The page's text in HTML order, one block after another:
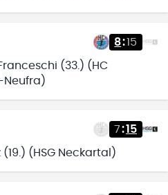
8:15
(33.) (HC
Neufra)
7:15
(HSG Neckartal)